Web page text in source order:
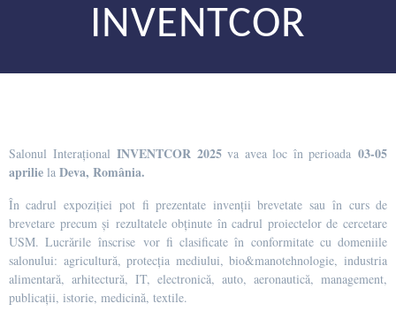
INVENTCOR
Salonul InteraționalINVENTCOR 2025va avea loc în perioada03-05
aprilie la Deva, România.
În cadrul expoziției pot fi prezentate invenții brevetate sau în curs de
brevetare precum și rezultatele obținute în cadrul proiectelor de cercetare
USM. Lucrările înscrise vor fi clasificate în conformitate cu domeniile
salonului: agricultură, protecția mediului, bio&manotehnologie, industria
alimentară, arhitectură, IT, electronică, auto, aeronautică, management,
publicații, istorie, medicină, textile.